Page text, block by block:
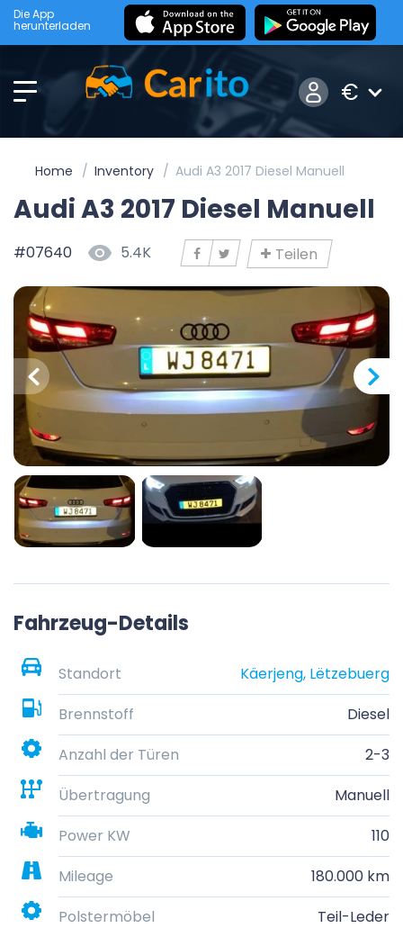
Die App
herunterladen
€
Home Inventory Audi A3 2017 Diesel Manuell
Audi A3 2017 Diesel Manuell
#07640 5.4K Teilen
Fahrzeug-Details
Standort
Käerjeng, Lëtzebuerg
Brennstoff
Diesel
Anzahl der Türen
2-3
Übertragung
Manuell
Power KW
110
Mileage
180.000 km
Polstermöbel
Teil-Leder